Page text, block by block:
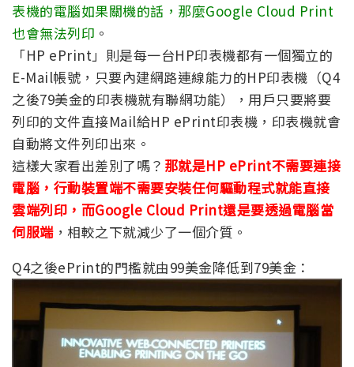
表機的電腦如果關機的話，那麼Google Cloud Print
也會無法列印 。
「HP ePrint」則是每一台HP印表機都有一個獨立的
E-Mail帳號，只要內建網路連線能力的HP印表機（Q4
之後79美金的印表機就有聯網功能），用戶只要將要
列印的文件直接Mail給HP ePrint印表機，印表機就會
自動將文件列印出來。
這樣大家看出差別了嗎？ 那就是HP ePrint不需要連接
電腦，行動裝置端不需要安裝任何驅動程式就能直接
雲端列印，而Google Cloud Print還是要透過電腦當
伺服端，相較之下就減少了一個介質。
Q4之後ePrint的門檻就由99美金降低到79美金：